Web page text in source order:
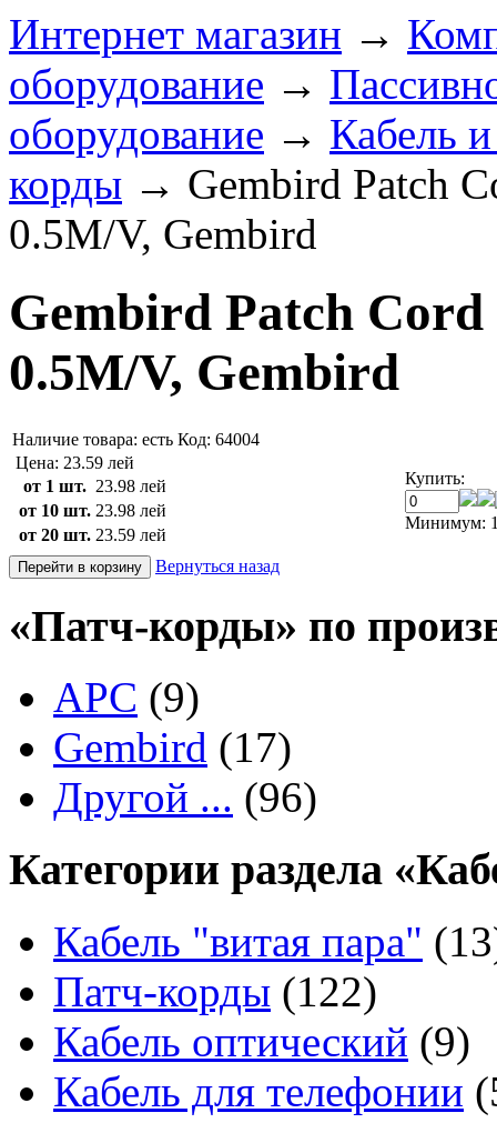
Интернет магазин →
оборудование →
оборудование → Кабель
корды → Gembird Patch
0.5M/V, Gembird
Gembird Patch Cord
0.5M/V, Gembird
Наличие товара: есть Код: 64004
Цена: 23.59 лей
от 1 шт. 23.98 лей
от 10 шт. 23.98 лей
от 20 шт. 23.59 лей
Купить:
Минимум:
Вернуться назад
«Патч-корды» по
APC (9)
Gembird (17)
Другой ... (96)
Категории раздела
Кабель "витая пара"
Патч-корды (122)
Кабель оптический (9)
Кабель для телефонии